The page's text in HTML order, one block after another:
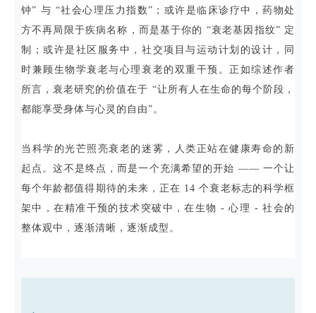
钟” 与 “社会心理压力指数”；或许是临床诊疗中，药物处
方不再局限于疾病名称，而是基于你的 “衰老基因指纹” 定
制；或许是社区服务中，社交项目与运动计划的设计，同
时兼顾生物学衰老与心理衰老的双重干预。正如综述作者
所言，衰老研究的价值在于 “让所有人在生命的每个阶段，
都能享受身体与心灵的自由”。
当科学的光芒照亮衰老的迷雾，人类正站在健康寿命的新
起点。这不是终点，而是一个充满希望的开始 —— 一个让
每个年龄都值得期待的未来，正在 14 个衰老标志的科学框
架中，在精准干预的技术突破中，在生物 - 心理 - 社会的
整体观中，逐渐清晰，逐渐成型。